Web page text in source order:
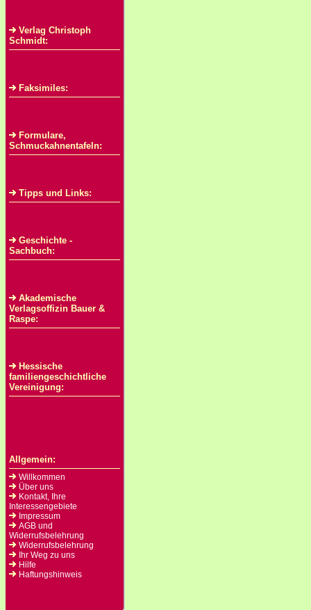
Verlag Christoph
Schmidt:
Faksimiles:
Formulare,
Schmuckahnentafeln:
Tipps und Links:
Geschichte -
Sachbuch:
Akademische
Verlagsoffizin Bauer &
Raspe:
Hessische
familiengeschichtliche
Vereinigung:
Allgemein:
Willkommen
Über uns
Kontakt, Ihre
Interessengebiete
Impressum
AGB und
Widerrufsbelehrung
Widerrufsbelehrung
Ihr Weg zu uns
Hilfe
Haftungshinweis